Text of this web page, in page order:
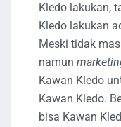
Kledo lakukan,
Kledo lakukan
Meski tidak
namun
Kawan Kledo
Kawan Kledo.
bisa Kawan